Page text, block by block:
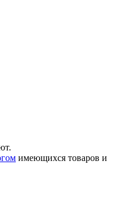
имеющихся товаров и